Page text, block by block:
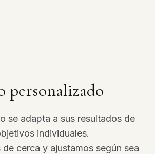
personalizado
se adapta a sus resultados de
individuales.
cerca y ajustamos según sea